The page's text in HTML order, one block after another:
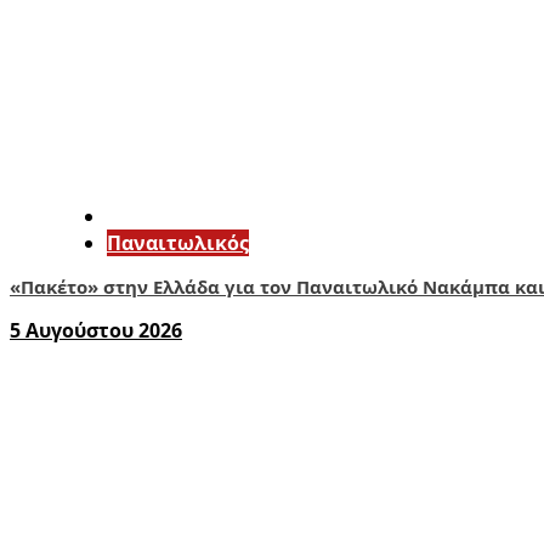
Παναιτωλικός
«Πακέτο» στην Ελλάδα για τον Παναιτωλικό Νακάμπα
5 Αυγούστου 2026